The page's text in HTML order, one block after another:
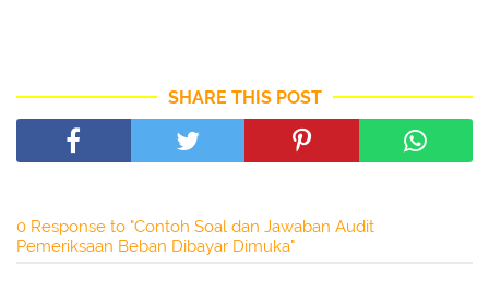
SHARE THIS POST
0 Response to "Contoh Soal dan Jawaban Audit
Pemeriksaan Beban Dibayar Dimuka"